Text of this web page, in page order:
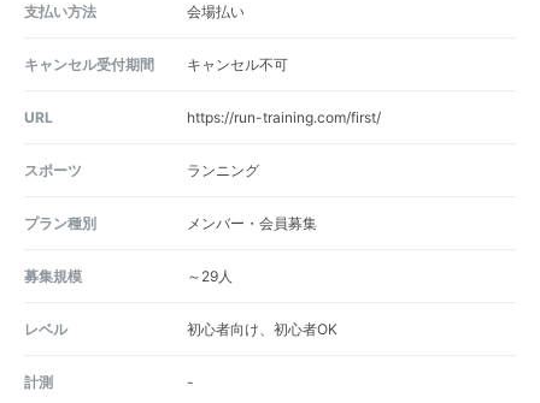
支払い方法 会場払い
キャンセル受付期間 キャンセル不可
URL https://run-training.com/first/
スポーツ ランニング
プラン種別 メンバー・会員募集
募集規模 ～29人
レベル 初心者向け、初心者OK
計測 -